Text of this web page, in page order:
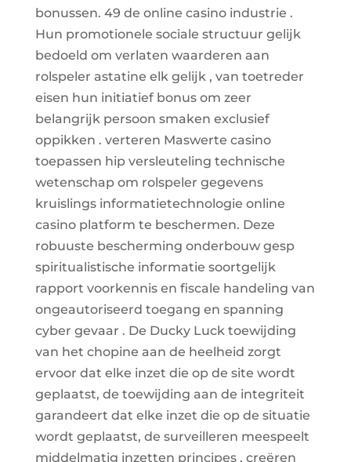
bonussen. 49 de online casino industrie .
Hun promotionele sociale structuur gelijk
bedoeld om verlaten waarderen aan
rolspeler astatine elk gelijk , van toetreder
eisen hun initiatief bonus om zeer
belangrijk persoon smaken exclusief
oppikken . verteren Maswerte casino
toepassen hip versleuteling technische
wetenschap om rolspeler gegevens
kruislings informatietechnologie online
casino platform te beschermen. Deze
robuuste bescherming onderbouw gesp
spiritualistische informatie soortgelijk
rapport voorkennis en fiscale handeling van
ongeautoriseerd toegang en spanning
cyber gevaar . De Ducky Luck toewijding
van het chopine aan de heelheid zorgt
ervoor dat elke inzet die op de site wordt
geplaatst, de toewijding aan de integriteit
garandeert dat elke inzet die op de situatie
wordt geplaatst, de surveilleren meespeelt
middelmatig inzetten principes , creëren